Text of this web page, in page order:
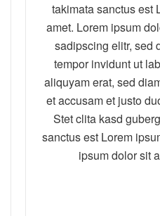
takimata sanctus est
amet. Lorem ipsum
sadipscing elitr, sed
tempor invidunt ut
aliquyam erat, sed
et accusam et justo
Stet clita kasd
sanctus est Lorem
ipsum dolor sit